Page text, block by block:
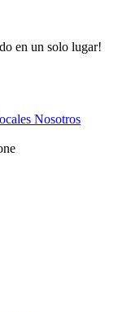
en un solo lugar!
Nosotros